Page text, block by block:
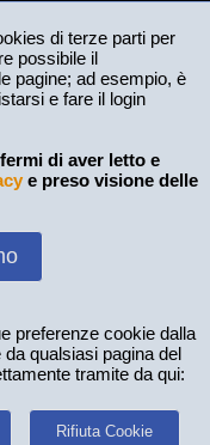
di terze parti per
possibile il
pagine; ad esempio, è
e fare il login
di aver letto e
e preso visione delle
preferenze cookie dalla
da qualsiasi pagina del
tramite da qui:
Rifiuta Cookie